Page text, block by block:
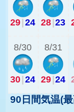
29|24 28|23
8/30
30|24
8/31
29|24
90日間気温(